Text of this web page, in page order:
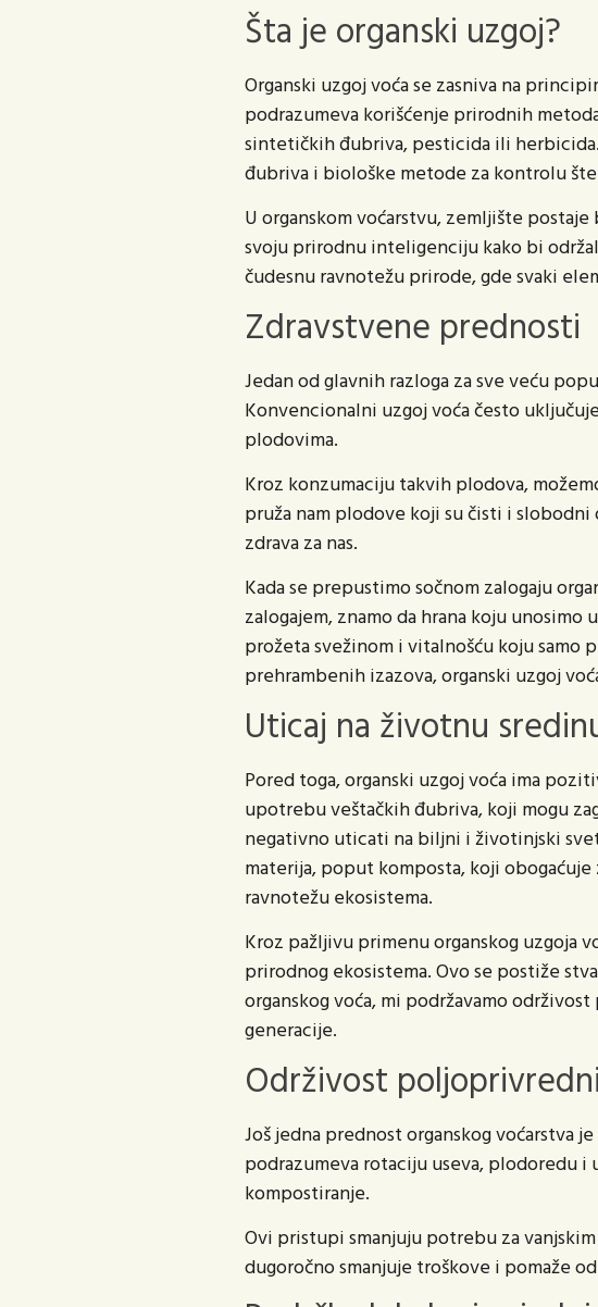
Šta je organski uzgoj?
Organski uzgoj voća se zasniva na
podrazumeva korišćenje prirodnih
sintetičkih đubriva, pesticida ili
đubriva i biološke metode za kontrolu
U organskom voćarstvu, zemljište
svoju prirodnu inteligenciju kako bi
čudesnu ravnotežu prirode, gde svaki
Zdravstvene prednosti
Jedan od glavnih razloga za sve veću
Konvencionalni uzgoj voća često
plodovima.
Kroz konzumaciju takvih plodova,
pruža nam plodove koji su čisti i
zdrava za nas.
Kada se prepustimo sočnom zalogaju
zalogajem, znamo da hrana koju
prožeta svežinom i vitalnošću koju
prehrambenih izazova, organski uzgoj
Uticaj na životnu
Pored toga, organski uzgoj voća ima
upotrebu veštačkih đubriva, koji mogu
negativno uticati na biljni i životinjski
materija, poput komposta, koji
ravnotežu ekosistema.
Kroz pažljivu primenu organskog uzgoja
prirodnog ekosistema. Ovo se postiže
organskog voća, mi podržavamo
generacije.
Održivost
Još jedna prednost organskog voćarstva
podrazumeva rotaciju useva, plodoredu
kompostiranje.
Ovi pristupi smanjuju potrebu za
dugoročno smanjuje troškove i pomaže